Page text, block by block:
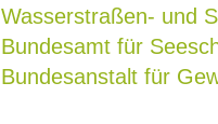
Wasserstraßen- und
Bundesamt für
Bundesanstalt für